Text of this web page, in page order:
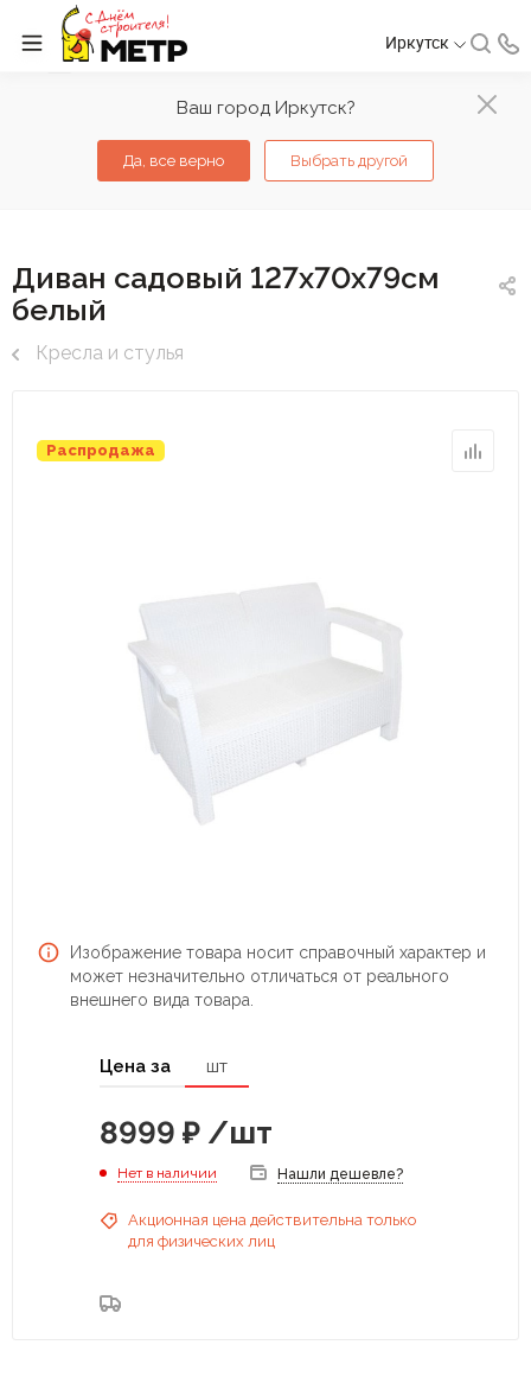
Ваш город Иркутск?
Да, все верно Выбрать другой
Иркутск
Диван садовый 127х70х79см
белый
Кресла и стулья
Распродажа
Изображение товара носит справочный характер и
может незначительно отличаться от реального
внешнего вида товара.
Цена за шт
8999 ₽ /шт
Нет в наличии Нашли дешевле?
Акционная цена действительна только
для физических лиц